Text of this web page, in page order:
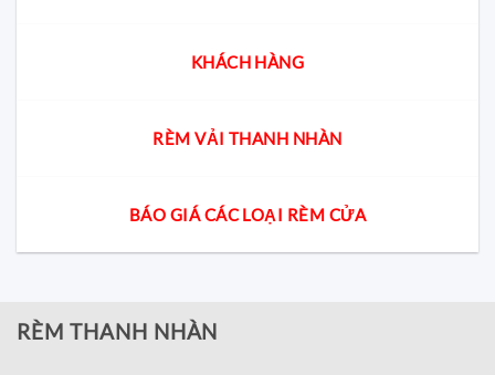
KHÁCH HÀNG
RÈM VẢI THANH NHÀN
BÁO GIÁ CÁC LOẠI RÈM CỬA
RÈM THANH NHÀN